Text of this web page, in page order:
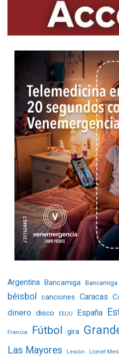
Argentina Bancamiga Bancamiga
béisbol canciones Caracas
dinero disco EEUU España
Francia Fútbol gira
Las Mayores Lesión Lionel